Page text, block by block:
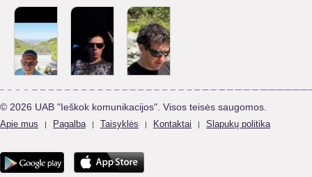
© 2026 UAB "Ieškok komunikacijos". Visos teisės saugomos.
Apie mus | Pagalba | Taisyklės | Kontaktai | Slapukų politika